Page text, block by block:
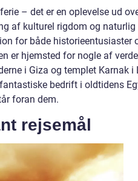
– det er en oplevelse ud
af kulturel rigdom og naturlig
for både historieentusiaster
er hjemsted for nogle af
i Giza og templet Karnak i
bedrift i oldtidens
foran dem.
rejsemål